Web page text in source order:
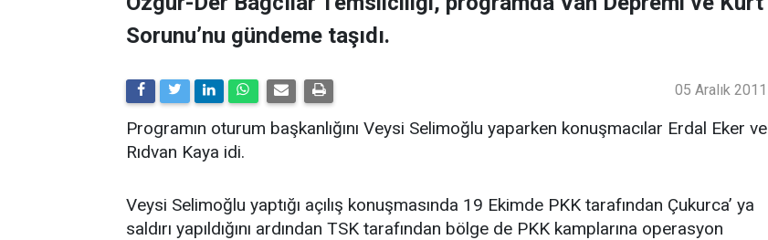
Sorunu’nu gündeme taşıdı.
05 Aralık 2011
Programın oturum başkanlığını Veysi Selimoğlu yaparken konuşmacılar Erdal Eker ve
Rıdvan Kaya idi.
Veysi Selimoğlu yaptığı açılış konuşmasında 19 Ekimde PKK tarafından Çukurca’ ya
saldırı yapıldığını ardından TSK tarafından bölge de PKK kamplarına operasyon